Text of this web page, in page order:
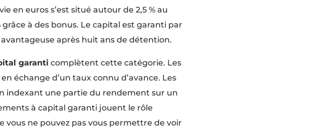
en euros s’est situé autour de 2,5 % au
à des bonus. Le capital est garanti par
après huit ans de détention.
garanti complètent cette catégorie. Les
échange d’un taux connu d’avance. Les
indexant une partie du rendement sur un
à capital garanti jouent le rôle
vous ne pouvez pas vous permettre de voir